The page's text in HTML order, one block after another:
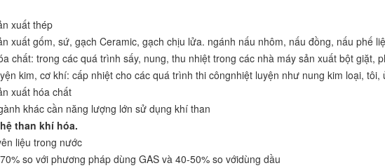
xuất thép
xuất gốm, sứ, gạch Ceramic, gạch chịu lửa. ngánh nấu nhôm, nấu đồng, nấu phế
chất: trong các quá trình sấy, nung, thu nhiệt trong các nhà máy sản xuất bột giặt,
kim, cơ khí: cấp nhiệt cho các quá trình thi côngnhiệt luyện như nung kim loại, tôi,
xuất hóa chất
khác cần năng lượng lớn sử dụng khí than
than khí hóa.
liệu trong nước
so với phương pháp dùng GAS và 40-50% so vớidùng dầu